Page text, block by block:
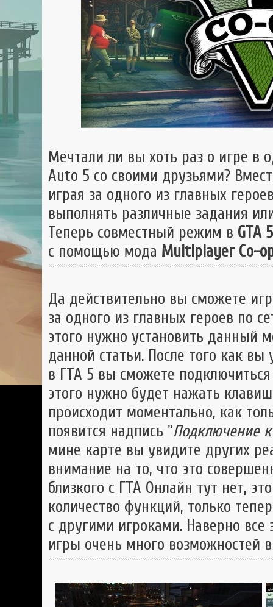
GTA
GTA
Мечтали ли вы хоть раз о игре
Auto 5 со своими друзьями?
играя за одного из главных
выполнять различные задания
Теперь совместный режим в GTA 5
с помощью мода Multiplayer Co-
Да действительно вы сможете
за одного из главных героев по
этого нужно установить данный
данной статьи. После того как
в ГТА 5 вы сможете
этого нужно будет нажать
происходит моментально, как
появится надпись "Подключение
мине карте вы увидите других
внимание на то, что это
близкого с ГТА Онлайн тут нет,
количество функций, только
с другими игроками. Наверно
игры очень много возможностей